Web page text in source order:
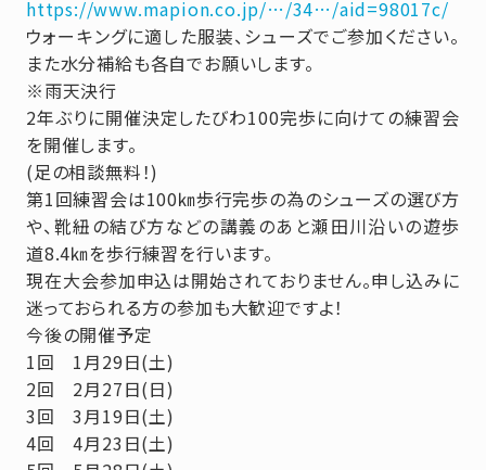
https://www.mapion.co.jp/…/34…/aid=98017c/
ウォーキングに適した服装、シューズでご参加ください。
また水分補給も各自でお願いします。
※雨天決行
2年ぶりに開催決定したびわ100完歩に向けての練習会
を開催します。
(足の相談無料！)
第1回練習会は100㎞歩行完歩の為のシューズの選び方
や、靴紐の結び方などの講義のあと瀬田川沿いの遊歩
道8.4㎞を歩行練習を行います。
現在大会参加申込は開始されておりません。申し込みに
迷っておられる方の参加も大歓迎ですよ！
今後の開催予定
1回 1月29日(土)
2回 2月27日(日)
3回 3月19日(土)
4回 4月23日(土)